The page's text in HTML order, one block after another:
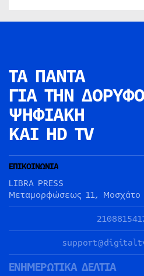
ΤΑ ΠΑΝΤΑ
ΓΙΑ ΤΗΝ
ΨΗΦΙΑΚΗ
ΚΑΙ HD TV
ΕΠΙΚΟΙΝΩΝΙΑ
LIBRA PRESS
Μεταμορφώσεως 11, Μοσχάτο
ΕΝΗΜΕΡΩΤΙΚΑ ΔΕΛΤΙΑ